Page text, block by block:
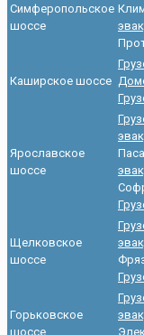
Симферопольское
шоссе
Каширское шоссе
Ярославское
шоссе
Щелковское
шоссе
Горьковское
шоссе